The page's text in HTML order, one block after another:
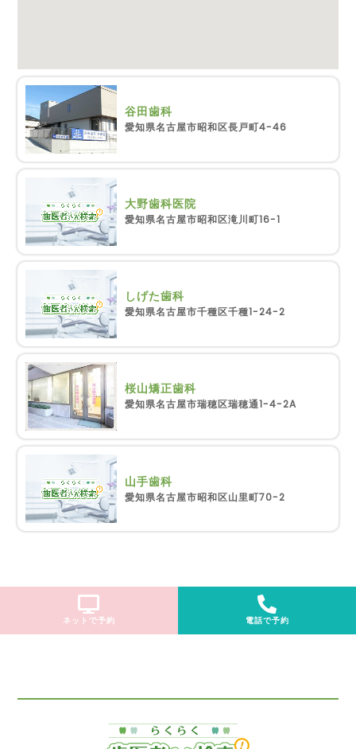
谷田歯科
愛知県名古屋市昭和区長戸町4-46
大野歯科医院
愛知県名古屋市昭和区滝川町16-1
しげた歯科
愛知県名古屋市千種区千種1-24-2
桜山矯正歯科
愛知県名古屋市瑞穂区瑞穂通1-4-2A
山手歯科
愛知県名古屋市昭和区山里町70-2
ネットで予約 電話で予約